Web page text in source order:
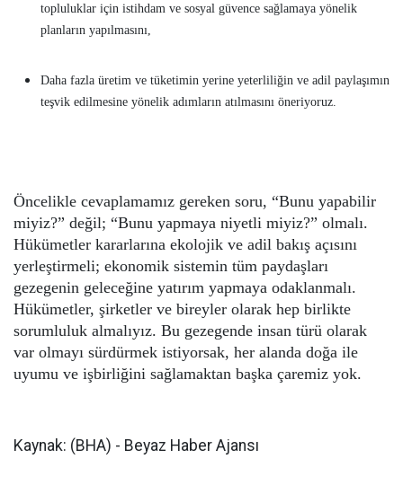
topluluklar için istihdam ve sosyal güvence sağlamaya yönelik
planların yapılmasını,
Daha fazla üretim ve tüketimin yerine yeterliliğin ve adil paylaşımın
teşvik edilmesine yönelik adımların atılmasını öneriyoruz.
Öncelikle cevaplamamız gereken soru, “Bunu yapabilir
miyiz?” değil; “Bunu yapmaya niyetli miyiz?” olmalı.
Hükümetler kararlarına ekolojik ve adil bakış açısını
yerleştirmeli; ekonomik sistemin tüm paydaşları
gezegenin geleceğine yatırım yapmaya odaklanmalı.
Hükümetler, şirketler ve bireyler olarak hep birlikte
sorumluluk almalıyız. Bu gezegende insan türü olarak
var olmayı sürdürmek istiyorsak, her alanda doğa ile
uyumu ve işbirliğini sağlamaktan başka çaremiz yok.
Kaynak: (BHA) - Beyaz Haber Ajansı